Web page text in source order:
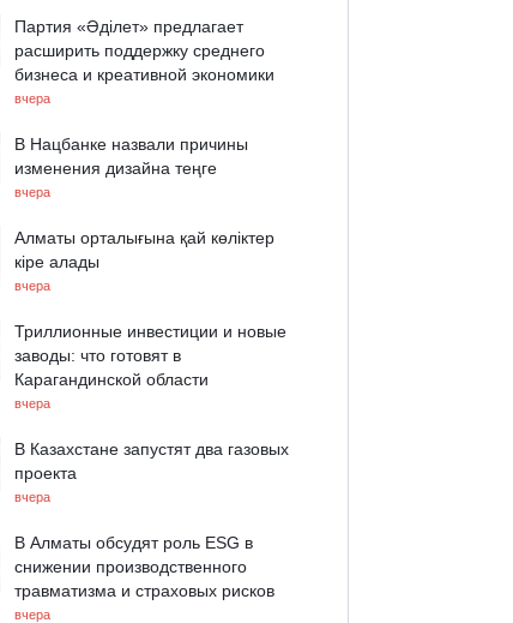
Партия «Әділет» предлагает
расширить поддержку среднего
бизнеса и креативной экономики
вчера
В Нацбанке назвали причины
изменения дизайна теңге
вчера
Алматы орталығына қай көліктер
кіре алады
вчера
Триллионные инвестиции и новые
заводы: что готовят в
Карагандинской области
вчера
В Казахстане запустят два газовых
проекта
вчера
В Алматы обсудят роль ESG в
снижении производственного
травматизма и страховых рисков
вчера